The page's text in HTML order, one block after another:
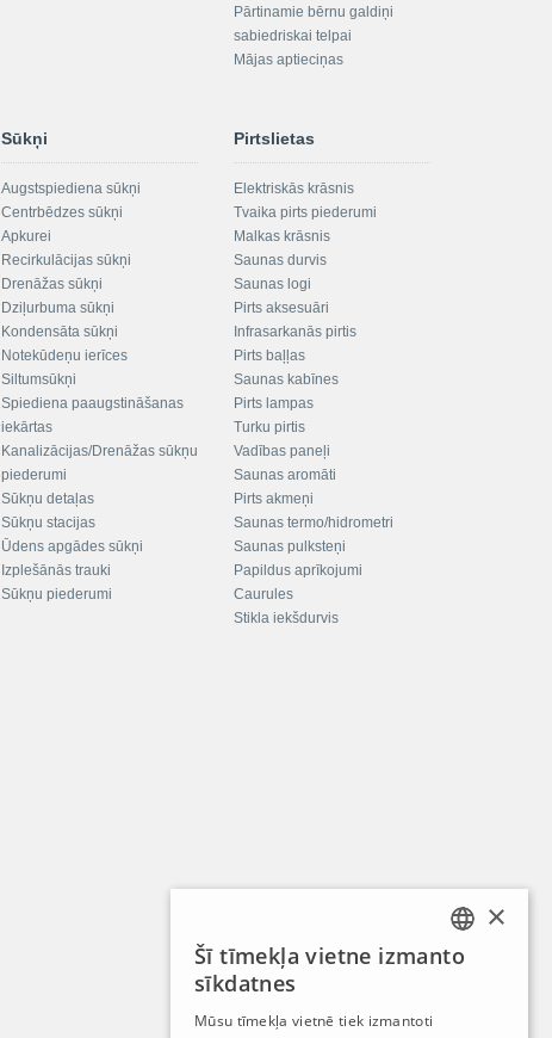
Pārtinamie bērnu galdiņi
sabiedriskai telpai
Mājas aptieciņas
Sūkņi
Augstspiediena sūkņi
Centrbēdzes sūkņi
Apkurei
Recirkulācijas sūkņi
Drenāžas sūkņi
Dziļurbuma sūkņi
Kondensāta sūkņi
Notekūdeņu ierīces
Siltumsūkņi
Spiediena paaugstināšanas
iekārtas
Kanalizācijas/Drenāžas sūkņu
piederumi
Sūkņu detaļas
Sūkņu stacijas
Ūdens apgādes sūkņi
Izplešānās trauki
Sūkņu piederumi
Pirtslietas
Elektriskās krāsnis
Tvaika pirts piederumi
Malkas krāsnis
Saunas durvis
Saunas logi
Pirts aksesuāri
Infrasarkanās pirtis
Pirts baļļas
Saunas kabīnes
Pirts lampas
Turku pirtis
Vadības paneļi
Saunas aromāti
Pirts akmeņi
Saunas termo/hidrometri
Saunas pulksteņi
Papildus aprīkojumi
Caurules
Stikla iekšdurvis
LATVIAN
×
Šī tīmekļa vietne izmanto
sīkdatnes
Mūsu tīmekļa vietnē tiek izmantoti